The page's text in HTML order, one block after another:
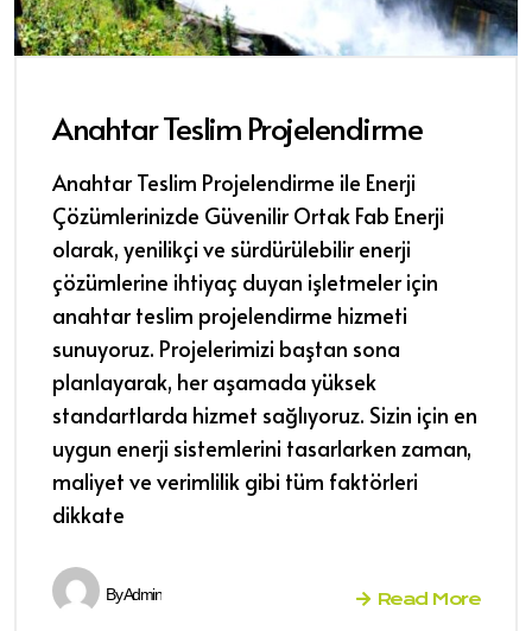
Anahtar Teslim Projelendirme
Anahtar Teslim Projelendirme ile Enerji
Çözümlerinizde Güvenilir Ortak Fab Enerji
olarak, yenilikçi ve sürdürülebilir enerji
çözümlerine ihtiyaç duyan işletmeler için
anahtar teslim projelendirme hizmeti
sunuyoruz. Projelerimizi baştan sona
planlayarak, her aşamada yüksek
standartlarda hizmet sağlıyoruz. Sizin için en
uygun enerji sistemlerini tasarlarken zaman,
maliyet ve verimlilik gibi tüm faktörleri
dikkate
ByAdmin Read More